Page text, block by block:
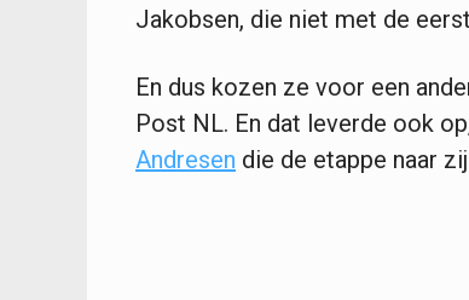
Jakobsen, die niet met de
En dus kozen ze voor een
Post NL. En dat leverde ook
Andresen die de etappe naar